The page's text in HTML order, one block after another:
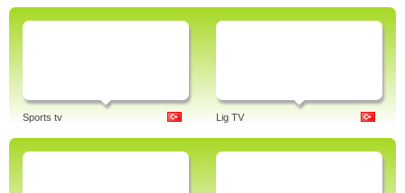
Sports tv Lig TV